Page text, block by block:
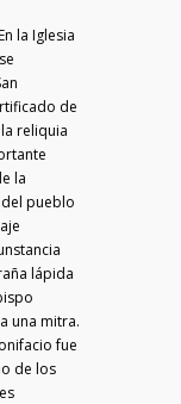
la Iglesia
de
reliquia
la
pueblo
lápida
una mitra.
fue
de los